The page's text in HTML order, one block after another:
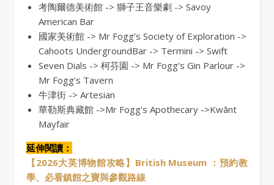
考陶爾德美術館 -> 獅子王音樂劇 -> Savoy
American Bar
國家美術館 -> Mr Fogg’s Society of Exploration ->
Cahoots UndergroundBar -> Termini -> Swift
Seven Dials -> 柯芬園 -> Mr Fogg’s Gin Parlour ->
Mr Fogg’s Tavern
牛津街 -> Artesian
華勒斯典藏館 ->Mr Fogg’s Apothecary ->Kwãnt
Mayfair
延伸閱讀：
【2026大英博物館攻略】British Museum ：預約教
學、必看鎮館之寶與參觀路線